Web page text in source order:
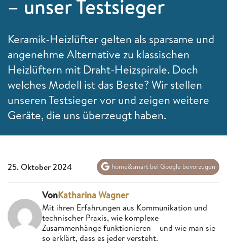
– unser Testsieger
Keramik-Heizlüfter gelten als sparsame und
angenehme Alternative zu klassischen
Heizlüftern mit Draht-Heizspirale. Doch
welches Modell ist das Beste? Wir stellen
unseren Testsieger vor und zeigen weitere
Geräte, die uns überzeugt haben.
25. Oktober 2024 home&smart bei Google bevorzugen
VonKatharina Wagner
Mit ihren Erfahrungen aus Kommunikation und
technischer Praxis, wie komplexe
Zusammenhänge funktionieren – und wie man sie
so erklärt, dass es jeder versteht.